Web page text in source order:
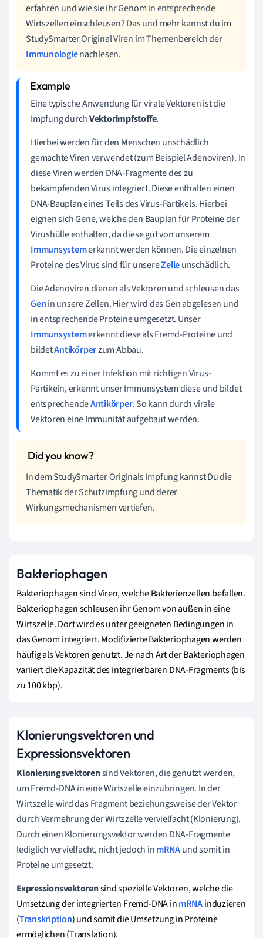
erfahren und wie sie ihr Genom in entsprechende
Wirtszellen einschleusen? Das und mehr kannst du im
StudySmarter Original Viren im Themenbereich der
Immunologienachlesen.
Eine typische Anwendung für virale Vektoren ist die
Impfung durchVektorimpfstoffe.
Hierbei werden für den Menschen unschädlich
gemachte Viren verwendet (zum Beispiel Adenoviren). In
diese Viren werden DNA-Fragmente des zu
bekämpfenden Virus integriert. Diese enthalten einen
DNA-Bauplan eines Teils des Virus-Partikels. Hierbei
eignen sich Gene, welche den Bauplan für Proteine der
Virushülle enthalten, da diese gut von unserem
Immunsystemerkannt werden können. Die einzelnen
Proteine des Virus sind für unsereZelleunschädlich.
Die Adenoviren dienen als Vektoren und schleusen das
Genin unsere Zellen. Hier wird das Gen abgelesen und
in entsprechende Proteine umgesetzt. Unser
Immunsystemerkennt diese als Fremd-Proteine und
bildetAntikörperzum Abbau.
Kommt es zu einer Infektion mit richtigen Virus-
Partikeln, erkennt unser Immunsystem diese und bildet
entsprechendeAntikörper. So kann durch virale
Vektoren eine Immunität aufgebaut werden.
In dem StudySmarter Originals Impfung kannst Du die
Thematik der Schutzimpfung und derer
Wirkungsmechanismen vertiefen.
Bakteriophagen
Bakteriophagen sind Viren, welche Bakterienzellen befallen.
Bakteriophagen schleusen ihr Genom von außen in eine
Wirtszelle. Dort wird es unter geeigneten Bedingungen in
das Genom integriert. Modifizierte Bakteriophagen werden
häufig als Vektoren genutzt. Je nach Art der Bakteriophagen
variiert die Kapazität des integrierbaren DNA-Fragments (bis
zu 100 kbp).
Klonierungsvektoren und
Expressionsvektoren
Klonierungsvektorensind Vektoren, die genutzt werden,
um Fremd-DNA in eine Wirtszelle einzubringen. In der
Wirtszelle wird das Fragment beziehungsweise der Vektor
durch Vermehrung der Wirtszelle vervielfacht (Klonierung).
Durch einen Klonierungsvektor werden DNA-Fragmente
lediglich vervielfacht, nicht jedoch inmRNAund somit in
Proteine umgesetzt.
Expressionsvektorensind spezielle Vektoren, welche die
Umsetzung der integrierten Fremd-DNA inmRNAinduzieren
(Transkription) und somit die Umsetzung in Proteine
ermöglichen (Translation).